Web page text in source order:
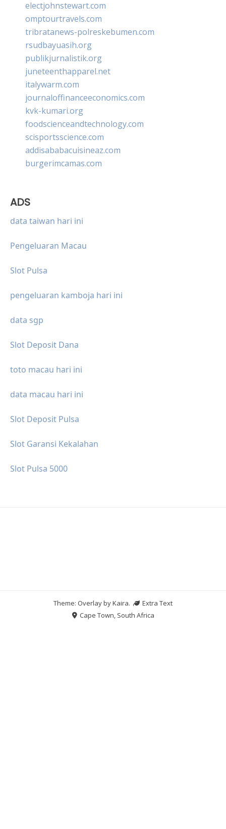
electjohnstewart.com
omptourtravels.com
tribratanews-polreskebumen.com
rsudbayuasih.org
publikjurnalistik.org
juneteenthapparel.net
italywarm.com
journaloffinanceeconomics.com
kvk-kumari.org
foodscienceandtechnology.com
scisportsscience.com
addisababacuisineaz.com
burgerimcamas.com
ADS
data taiwan hari ini
Pengeluaran Macau
Slot Pulsa
pengeluaran kamboja hari ini
data sgp
Slot Deposit Dana
toto macau hari ini
data macau hari ini
Slot Deposit Pulsa
Slot Garansi Kekalahan
Slot Pulsa 5000
Theme: Overlay byKaira.
Extra Text
Cape Town, South Africa